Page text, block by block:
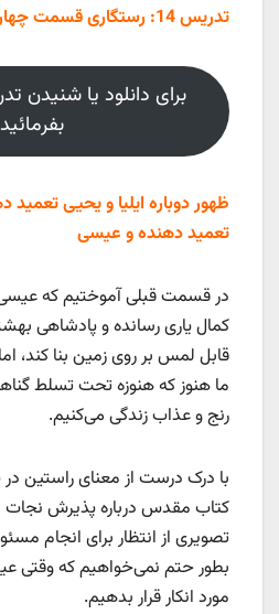
تدریس 14: رستگاری قسمت چهارم
برای دانلود یا شنیدن
بفرمائید
ظهور دوباره ایلیا و یحیی
تعمید دهنده و عیسی
در قسمت قبلی آموختیم که عیسی
کمال یاری رسانده و پادشاهی
قابل لمس بر روی زمین بنا کند،
ما هنوز که هنوزه تحت تسلط
رنج و عذاب زندگی می‌کنیم.
با درک درست از معنای راستین
کتاب مقدس درباره پذیرش نجات
تصویری از انتظار برای انجام
بطور حتم نمی‌خواهیم که وقتی
مورد انکار قرار بدهیم.